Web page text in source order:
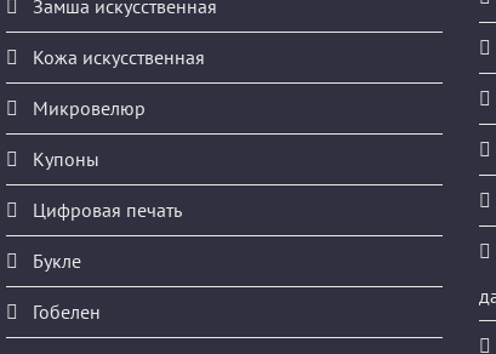
Замша искусственная
Кожа искусственная
Микровелюр
Купоны
Цифровая печать
Букле
Гобелен